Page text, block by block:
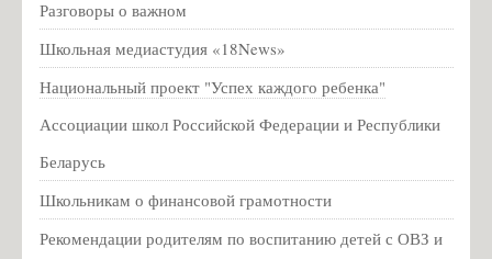
2026 учебный год
Вакцинация от гриппа и коронавирусной инфекции
Разговоры о важном
Школьная медиастудия «18News»
Национальный проект "Успех каждого ребенка"
Ассоциации школ Российской Федерации и Республики
Беларусь
Школьникам о финансовой грамотности
Рекомендации родителям по воспитанию детей с ОВЗ и